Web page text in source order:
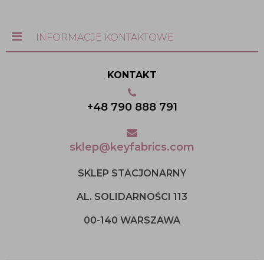
INFORMACJE KONTAKTOWE
KONTAKT
+48 790 888 791
sklep@keyfabrics.com
SKLEP STACJONARNY
AL. SOLIDARNOŚCI 113
00-140 WARSZAWA